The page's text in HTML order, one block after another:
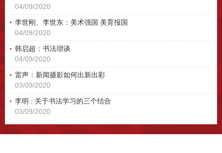
04/09/2020
李世刚、李世东：美术强国 美育报国
04/09/2020
韩启超：书法琐谈
04/09/2020
雷声：新闻摄影如何出新出彩
03/09/2020
李明 : 关于书法学习的三个结合
03/09/2020